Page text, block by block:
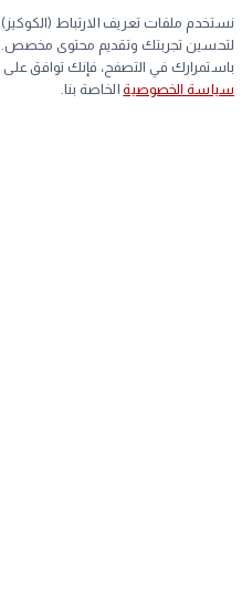
🐔 بورصة الدواجن
الصنف
home
الرئيسية
explore
استكشف
history
نستخدم ملفات تعريف الارتباط (الكوكيز)
لتحسين تجربتك وتقديم محتوى مخصص.
باستمرارك في التصفح، فإنك توافق على
سياسة الخصوصية الخاصة بنا.